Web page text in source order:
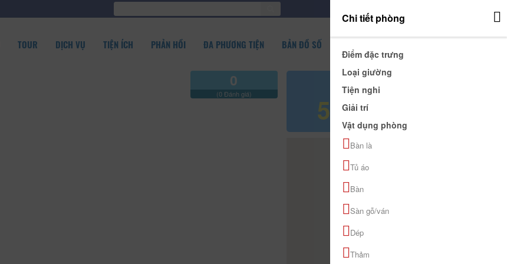
TOUR DỊCH VỤ TIỆN ÍCH PHẢN HỒI ĐA PHƯƠNG TIỆN BẢN ĐỒ SỐ
0
(0 Đánh giá) 500.000 đ
Chi tiết phòng
Điểm đặc trưng
Loại giường
Tiện nghi
Giải trí
Vật dụng phòng
Bàn là
Tủ áo
Bàn
Sàn gỗ/ván
Dép
Thảm